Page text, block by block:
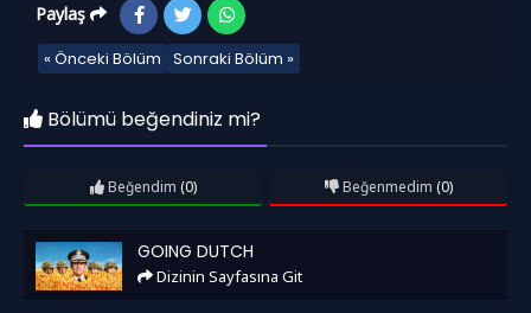
Paylaş
« Önceki Bölüm Sonraki Bölüm »
Bölümü beğendiniz mi?
Beğendim (0) Beğenmedim (0)
Going Dutch GOING DUTCH
Dizinin Sayfasına Git